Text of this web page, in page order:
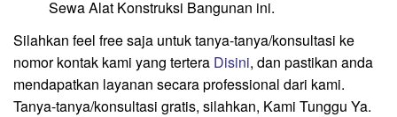
Sewa Alat Konstruksi Bangunan ini.
Silahkan feel free saja untuk tanya-tanya/konsultasi ke
nomor kontak kami yang tertera Disini, dan pastikan anda
mendapatkan layanan secara professional dari kami.
Tanya-tanya/konsultasi gratis, silahkan, Kami Tunggu Ya.